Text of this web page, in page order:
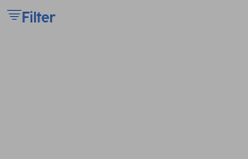
Filter